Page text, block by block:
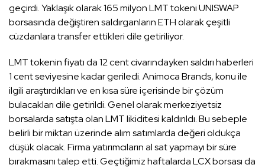
geçirdi. Yaklaşık olarak 165 milyon LMT tokeni UNISWAP
borsasında değiştiren saldırganların ETH olarak çeşitli
cüzdanlara transfer ettikleri dile getiriliyor.
LMT tokenin fiyatı da 12 cent civarındayken saldırı haberleri
1 cent seviyesine kadar geriledi. Animoca Brands, konu ile
ilgili araştırdıkları ve en kısa süre içerisinde bir çözüm
bulacakları dile getirildi. Genel olarak merkeziyetsiz
borsalarda satışta olan LMT likiditesi kaldırıldı. Bu sebeple
belirli bir miktarı üzerinde alım satımlarda değeri oldukça
düşük olacak. Firma yatırımcıların al sat yapmayı bir süre
bırakmasını talep etti. Geçtiğimiz haftalarda LCX borsası da